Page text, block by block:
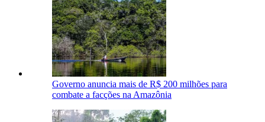
Governo anuncia mais de R$ 200 milhões para
combate a facções na Amazônia